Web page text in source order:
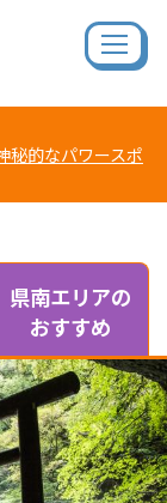
的なパワースポ
県南エリアの
おすすめ